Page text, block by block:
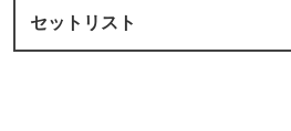
セットリスト